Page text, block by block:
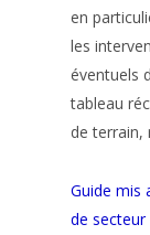
en
les
éventuels
tableau
de terrain,
Guide mis
de